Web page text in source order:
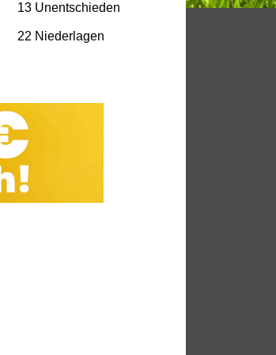
13 Unentschieden
22 Niederlagen